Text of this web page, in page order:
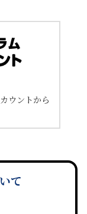
ウントから
て